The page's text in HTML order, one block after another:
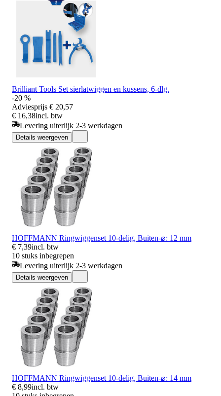
Brilliant Tools Set sierlatwiggen en kussens, 6-dlg.
-20 %
Adviesprijs € 20,57
€ 16,38incl. btw
Levering uiterlijk 2-3 werkdagen
Details weergeven
HOFFMANN Ringwiggenset 10-delig, Buiten-⌀: 12 mm
€ 7,39incl. btw
10 stuks inbegrepen
Levering uiterlijk 2-3 werkdagen
Details weergeven
HOFFMANN Ringwiggenset 10-delig, Buiten-⌀: 14 mm
€ 8,99incl. btw